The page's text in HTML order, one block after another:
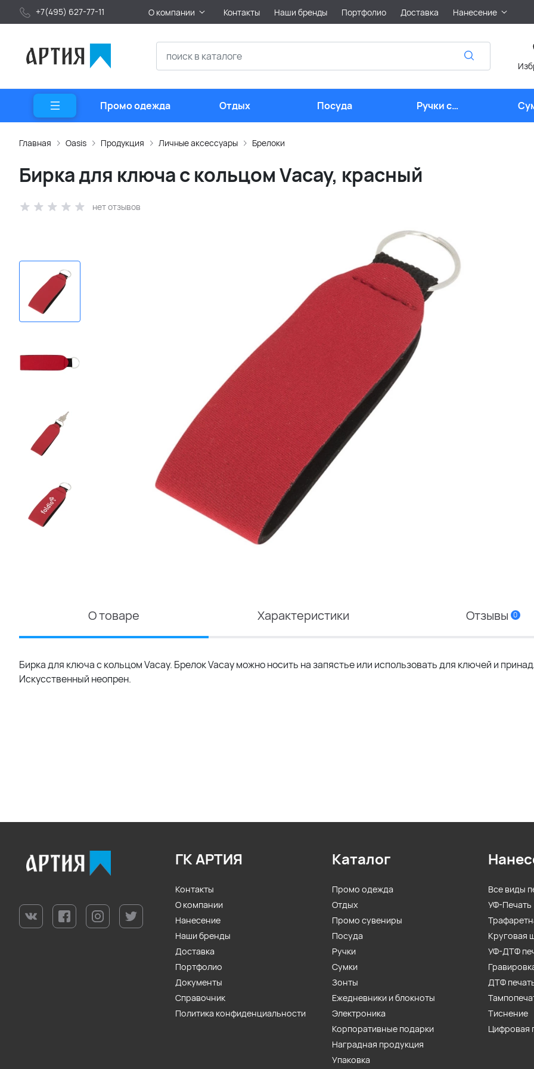
+7(495) 627-77-11 О компании Контакты Наши бренды Портфолио Доставка Нанесение
Промо одежда Отдых Посуда
Ручки с
логотипом
Главная Oasis Продукция Личные аксессуары Брелоки
Бирка для ключа с кольцом Vacay, красный
нет отзывов
О товаре Характеристики Отзывы 0
Бирка для ключа с кольцом Vacay. Брелок Vacay можно носить на запястье или использовать для ключей и
Искусственный неопрен.
ГК АРТИЯ
Контакты
О компании
Нанесение
Наши бренды
Доставка
Портфолио
Документы
Справочник
Политика конфиденциальности
Каталог
Промо одежда
Отдых
Промо сувениры
Посуда
Ручки
Сумки
Зонты
Ежедневники и блокноты
Электроника
Корпоративные подарки
Наградная продукция
Упаковка
Все виды
УФ-Печать
Круговая
УФ-ДТФ
ДТФ
Тиснение
Цифровая